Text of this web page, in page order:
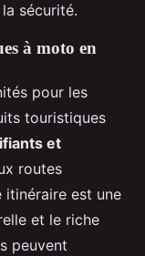
sécurité.
à moto en
pour les
touristiques
et
routes
itinéraire est une
et le riche
peuvent